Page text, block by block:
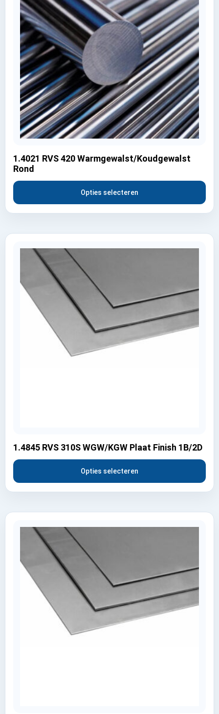
1.4021 RVS 420 Warmgewalst/Koudgewalst
Rond
Opties selecteren
1.4845 RVS 310S WGW/KGW Plaat Finish 1B/2D
Opties selecteren